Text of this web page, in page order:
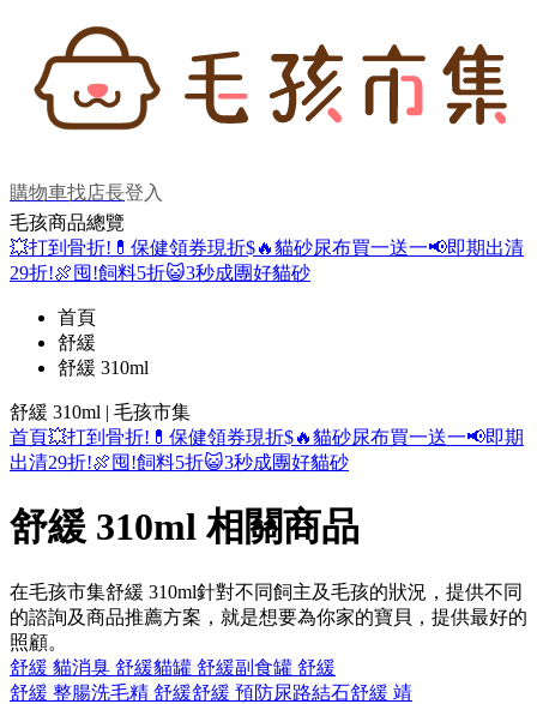
購物車找店長登入
毛孩商品總覽
💥打到骨折! 💊保健領券現折$🔥貓砂尿布買一送一📢即期出清
29折!🍖囤!飼料5折😺3秒成團好貓砂
首頁
舒緩
舒緩 310ml
舒緩 310ml | 毛孩市集
首頁💥打到骨折! 💊保健領券現折$🔥貓砂尿布買一送一📢即期
出清29折!🍖囤!飼料5折😺3秒成團好貓砂
舒緩 310ml 相關商品
在毛孩市集舒緩 310ml針對不同飼主及毛孩的狀況，提供不同
的諮詢及商品推薦方案，就是想要為你家的寶貝，提供最好的
照顧。
舒緩 貓消臭 舒緩貓罐 舒緩副食罐 舒緩
舒緩 整腸洗毛精 舒緩舒緩 預防尿路結石舒緩 靖